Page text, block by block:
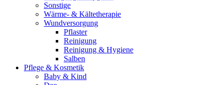
Sonstige
Wärme- & Kältetherapie
Wundversorgung
Pflaster
Reinigung
Reinigung & Hygiene
Salben
Pflege & Kosmetik
Baby & Kind